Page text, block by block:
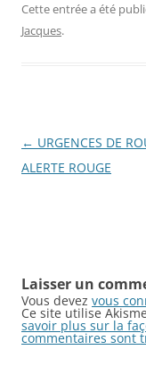
Cette entrée a été
Jacques.
Navigation
des
← URGENCES DE
ALERTE ROUGE
Laisser un
Vous devez vous
Ce site utilise
savoir plus sur la
commentaires sont